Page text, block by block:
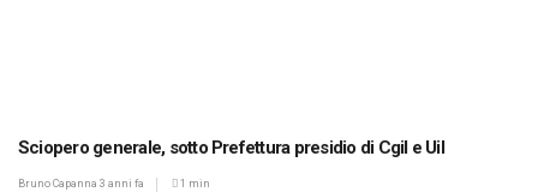
Sciopero generale, sotto Prefettura presidio di Cgil e Uil
Bruno Capanna 3 anni fa 1 min